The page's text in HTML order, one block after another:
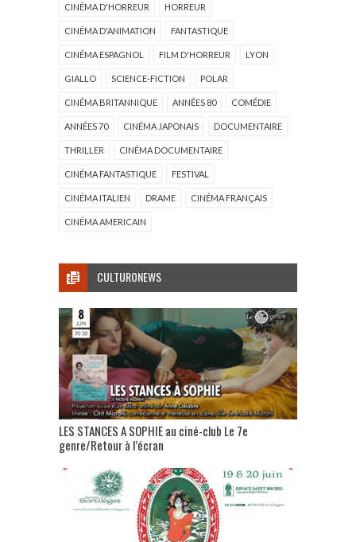
CINÉMA D'HORREUR HORREUR
CINÉMA D'ANIMATION FANTASTIQUE
CINÉMA ESPAGNOL FILM D'HORREUR LYON
GIALLO SCIENCE-FICTION POLAR
CINÉMA BRITANNIQUE ANNÉES 80 COMÉDIE
ANNÉES 70 CINÉMA JAPONAIS DOCUMENTAIRE
THRILLER CINÉMA DOCUMENTAIRE
CINÉMA FANTASTIQUE FESTIVAL
CINÉMA ITALIEN DRAME CINÉMA FRANÇAIS
CINÉMA AMERICAIN
CULTURONEWS
LES STANCES A SOPHIE au ciné-club Le 7e
genre/Retour à l’écran